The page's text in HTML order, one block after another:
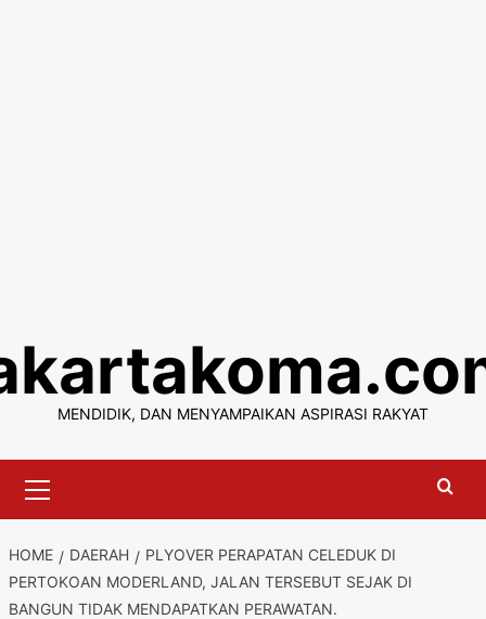
content
MENDIDIK, DAN MENYAMPAIKAN ASPIRASI RAKYAT
Menu
HOME DAERAH
PLYOVER PERAPATAN CELEDUK DI
PERTOKOAN MODERLAND, JALAN TERSEBUT SEJAK DI
BANGUN TIDAK MENDAPATKAN PERAWATAN.